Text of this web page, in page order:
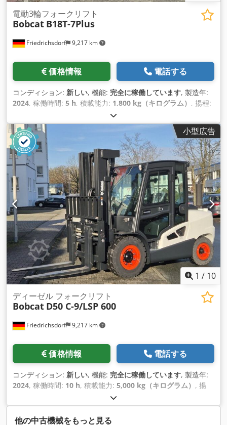
Friedrichsdorf 9,217 km
電動3輪フォークリフト
Bobcat B18T-7Plus
価格情報 電話する
コンディション: 新しい, 機能: 完全に稼働しています, 製造年:
2024, 稼働時間: 5 h, 積載能力: 1,800 kg（キログラム） , 揚程:
1,540 mm
ト型式:トリプレックス, 建設高:2,130 mm, 出力:6 キロワッ
ト (8.16 馬力)
, フォークキャリッジ幅:902 mm
, フォーク長:
1,200 mm, 空車重量: 3,250 kg（キログラム）, 全長:1,991
mm, 駆動方式: Elektro, 建設幅:1,090 mm,
小型広告
1 / 10
Friedrichsdorf 9,217 km
ディーゼル フォークリフト
Bobcat D50 C-9/LSP 600
価格情報 電話する
コンディション: 新しい, 機能: 完全に稼働しています, 製造年:
2024, 稼働時間: 10 h, 積載能力: 5,000 kg（キログラム） , 揚
1,130 mm
ゼル, マスト型式:トリプレックス, 建設高:2,470 mm, 出力:55
キロワット (74.78 馬力) , フォークキャリッジ幅:
他の中古機械をもっと見る